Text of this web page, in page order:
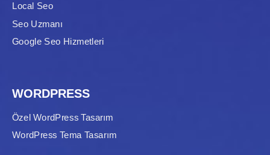
Local Seo
Seo Uzmanı
Google Seo Hizmetleri
WORDPRESS
Özel WordPress Tasarım
WordPress Tema Tasarım